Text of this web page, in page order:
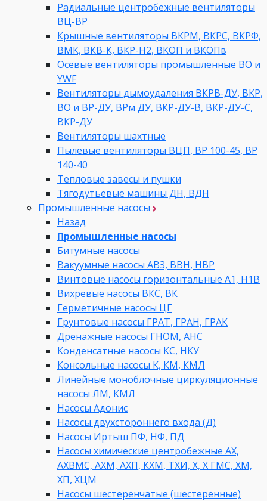
Радиальные центробежные вентиляторы
ВЦ-ВР
Крышные вентиляторы ВКРМ, ВКРС, ВКРФ,
ВМК, ВКВ-К, ВКР-Н2, ВКОП и ВКОПв
Осевые вентиляторы промышленные ВО и
YWF
Вентиляторы дымоудаления ВКРВ-ДУ, ВКР,
ВО и ВР-ДУ, ВРм ДУ, ВКР-ДУ-В, ВКР-ДУ-С,
ВКР-ДУ
Вентиляторы шахтные
Пылевые вентиляторы ВЦП, ВР 100-45, ВР
140-40
Тепловые завесы и пушки
Тягодутьевые машины ДН, ВДН
Промышленные насосы
Назад
Промышленные насосы
Битумные насосы
Вакуумные насосы АВЗ, ВВН, НВР
Винтовые насосы горизонтальные А1, Н1В
Вихревые насосы ВКС, ВК
Герметичные насосы ЦГ
Грунтовые насосы ГРАТ, ГРАН, ГРАК
Дренажные насосы ГНОМ, АНС
Конденсатные насосы КС, НКУ
Консольные насосы К, КМ, КМЛ
Линейные моноблочные циркуляционные
насосы ЛМ, КМЛ
Насосы Адонис
Насосы двухстороннего входа (Д)
Насосы Иртыш ПФ, НФ, ПД
Насосы химические центробежные АХ,
АХВМС, АХМ, АХП, КХМ, ТХИ, Х, Х ГМС, ХМ,
ХП, ХЦМ
Насосы шестеренчатые (шестеренные)